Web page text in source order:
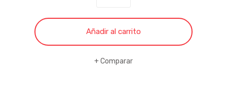
CABELLO
WAHL
PCS
Añadir al carrito
Comparar